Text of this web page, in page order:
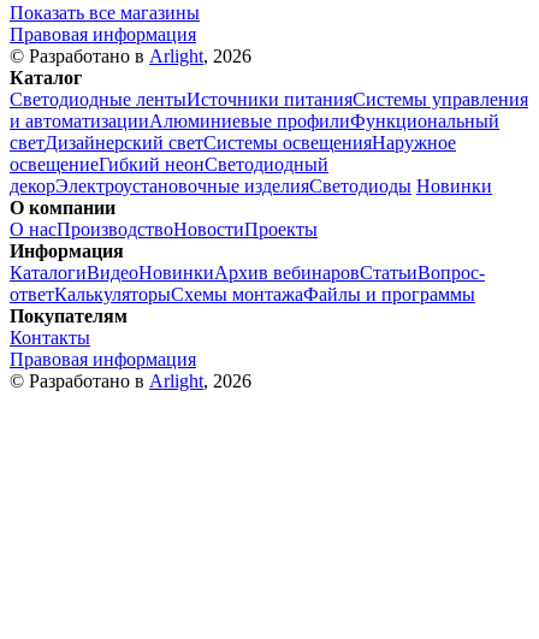
Показать все магазины
Правовая информация
© Разработано в Arlight, 2026
Каталог
Светодиодные лентыИсточники питанияСистемы управления
и автоматизацииАлюминиевые профилиФункциональный
светДизайнерский светСистемы освещенияНаружное
освещениеГибкий неонСветодиодный
декорЭлектроустановочные изделияСветодиоды Новинки
О компании
О насПроизводствоНовостиПроекты
Информация
КаталогиВидеоНовинкиАрхив вебинаровСтатьиВопрос-
ответКалькуляторыСхемы монтажаФайлы и программы
Покупателям
Контакты
Правовая информация
© Разработано в Arlight, 2026